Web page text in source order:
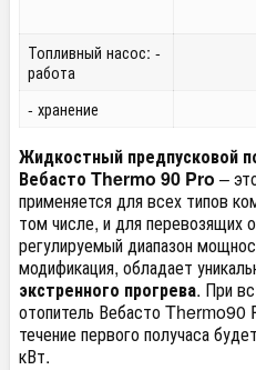
Топливный насос: -
работа
- хранение
Жидкостный предпусковой
Вебасто Thermo 90 Pro –
применяется для всех типов
том числе, и для перевозящих
регулируемый диапазон
модификация, обладает
экстренного прогрева. При
отопитель Вебасто Thermo90
течение первого получаса
кВт.